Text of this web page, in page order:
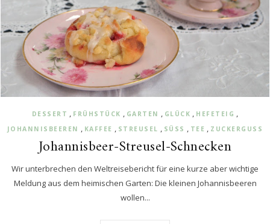
DESSERT , FRÜHSTÜCK , GARTEN , GLÜCK , HEFETEIG ,
JOHANNISBEEREN , KAFFEE , STREUSEL , SÜSS , TEE , ZUCKERGUSS
Johannisbeer-Streusel-Schnecken
Wir unterbrechen den Weltreisebericht für eine kurze aber wichtige
Meldung aus dem heimischen Garten: Die kleinen Johannisbeeren
wollen...